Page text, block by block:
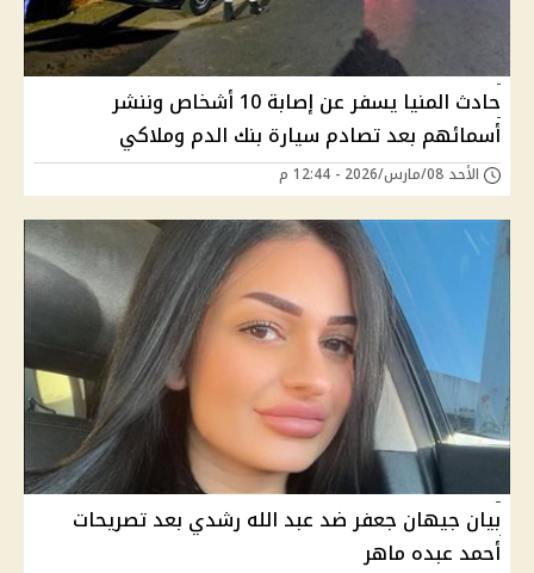
حادث المنيا يسفر عن إصابة 10 أشخاص وننشر
أسمائهم بعد تصادم سيارة بنك الدم وملاكي
الأحد 08/مارس/2026 - 12:44 م
بيان جيهان جعفر ضد عبد الله رشدي بعد تصريحات
أحمد عبده ماهر